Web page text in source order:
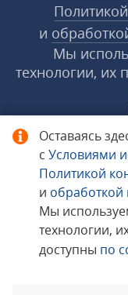
Оставаясь
с Условиями
Политикой
и
Мы
технологии,
доступны по
и
Мы
технологии, их
©